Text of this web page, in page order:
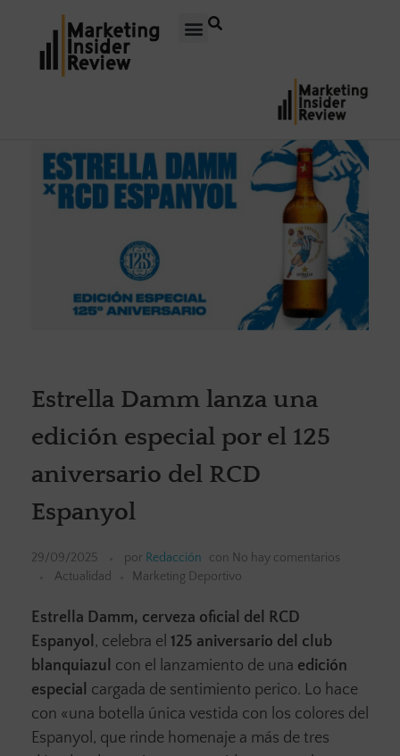
Estrella Damm lanza una
edición especial por el 125
aniversario del RCD
Espanyol
29/09/2025 por Redacción con No hay comentarios
Actualidad
Marketing Deportivo
Estrella Damm, cerveza oficial del RCD
Espanyol, celebra el 125 aniversario del club
blanquiazul con el lanzamiento de una edición
especial cargada de sentimiento perico. Lo hace
con «una botella única vestida con los colores del
Espanyol, que rinde homenaje a más de tres